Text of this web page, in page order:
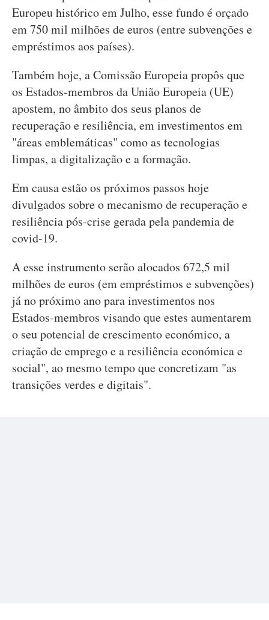
Europeu histórico em Julho, esse fundo é orçado
em 750 mil milhões de euros (entre subvenções e
empréstimos aos países).
Também hoje, a Comissão Europeia propôs que
os Estados-membros da União Europeia (UE)
apostem, no âmbito dos seus planos de
recuperação e resiliência, em investimentos em
"áreas emblemáticas" como as tecnologias
limpas, a digitalização e a formação.
Em causa estão os próximos passos hoje
divulgados sobre o mecanismo de recuperação e
resiliência pós-crise gerada pela pandemia de
covid-19.
A esse instrumento serão alocados 672,5 mil
milhões de euros (em empréstimos e subvenções)
já no próximo ano para investimentos nos
Estados-membros visando que estes aumentarem
o seu potencial de crescimento económico, a
criação de emprego e a resiliência económica e
social", ao mesmo tempo que concretizam "as
transições verdes e digitais".